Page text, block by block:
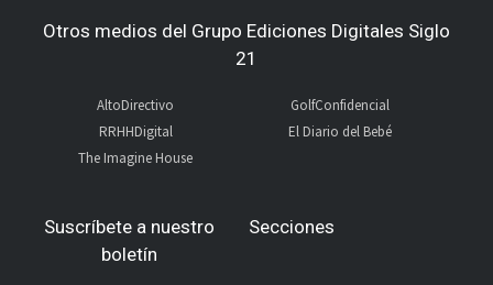
Otros medios del Grupo Ediciones Digitales Siglo
21
AltoDirectivo
RRHHDigital
The Imagine House
GolfConfidencial
El Diario del Bebé
Suscríbete a nuestro
boletín
Secciones